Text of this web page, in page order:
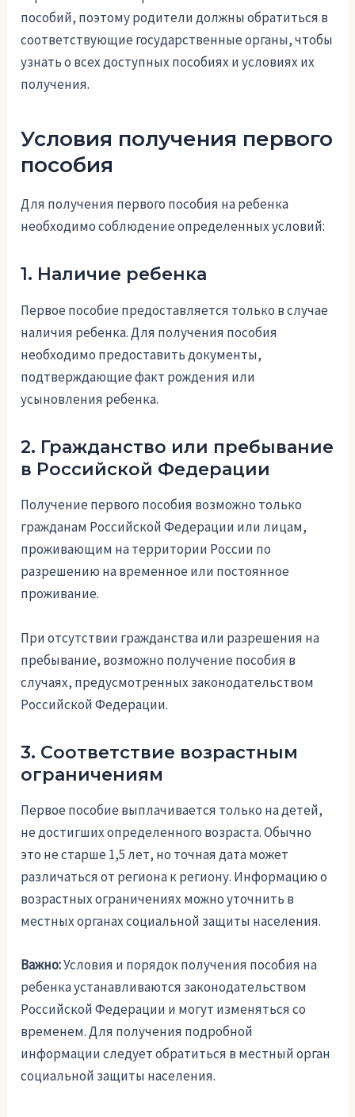
пособий, поэтому родители должны обратиться в
соответствующие государственные органы, чтобы
узнать о всех доступных пособиях и условиях их
получения.
Условия получения первого
пособия
Для получения первого пособия на ребенка
необходимо соблюдение определенных условий:
1. Наличие ребенка
Первое пособие предоставляется только в случае
наличия ребенка. Для получения пособия
необходимо предоставить документы,
подтверждающие факт рождения или
усыновления ребенка.
2. Гражданство или пребывание
в Российской Федерации
Получение первого пособия возможно только
гражданам Российской Федерации или лицам,
проживающим на территории России по
разрешению на временное или постоянное
проживание.
При отсутствии гражданства или разрешения на
пребывание, возможно получение пособия в
случаях, предусмотренных законодательством
Российской Федерации.
3. Соответствие возрастным
ограничениям
Первое пособие выплачивается только на детей,
не достигших определенного возраста. Обычно
это не старше 1,5 лет, но точная дата может
различаться от региона к региону. Информацию о
возрастных ограничениях можно уточнить в
местных органах социальной защиты населения.
Важно:Условия и порядок получения пособия на
ребенка устанавливаются законодательством
Российской Федерации и могут изменяться со
временем. Для получения подробной
информации следует обратиться в местный орган
социальной защиты населения.